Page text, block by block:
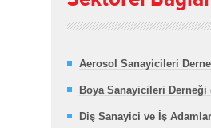
Aerosol Sanayicileri
Boya Sanayicileri Derneği
Diş Sanayici ve İş